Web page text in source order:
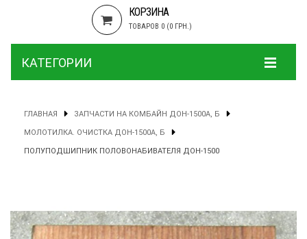
КОРЗИНА
ТОВАРОВ 0 (0 ГРН.)
КАТЕГОРИИ
ГЛАВНАЯ ЗАПЧАСТИ НА КОМБАЙН ДОН-1500А, Б
МОЛОТИЛКА. ОЧИСТКА ДОН-1500А, Б
ПОЛУПОДШИПНИК ПОЛОВОНАБИВАТЕЛЯ ДОН-1500